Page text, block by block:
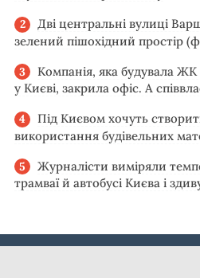
Дві центральні вулиці
зелений пішохідний простір
Компанія, яка будувала
у Києві, закрила офіс. А
Під Києвом хочуть
використання будівельних
Журналісти виміряли
трамваї й автобусі Києва і